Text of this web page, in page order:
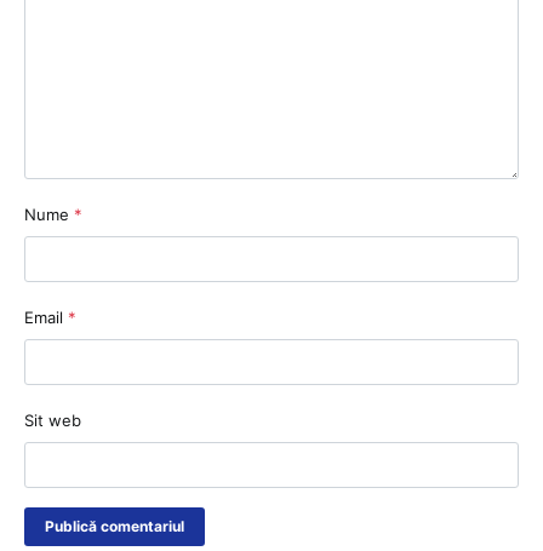
Nume *
Email *
Sit web